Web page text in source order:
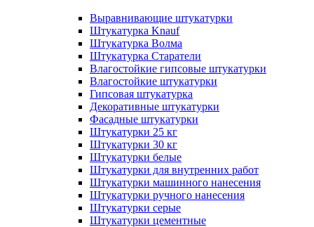
Выравнивающие штукатурки
Штукатурка Knauf
Штукатурка Волма
Штукатурка Старатели
Влагостойкие гипсовые штукатурки
Влагостойкие штукатурки
Гипсовая штукатурка
Декоративные штукатурки
Фасадные штукатурки
Штукатурки 25 кг
Штукатурки 30 кг
Штукатурки белые
Штукатурки для внутренних работ
Штукатурки машинного нанесения
Штукатурки ручного нанесения
Штукатурки серые
Штукатурки цементные